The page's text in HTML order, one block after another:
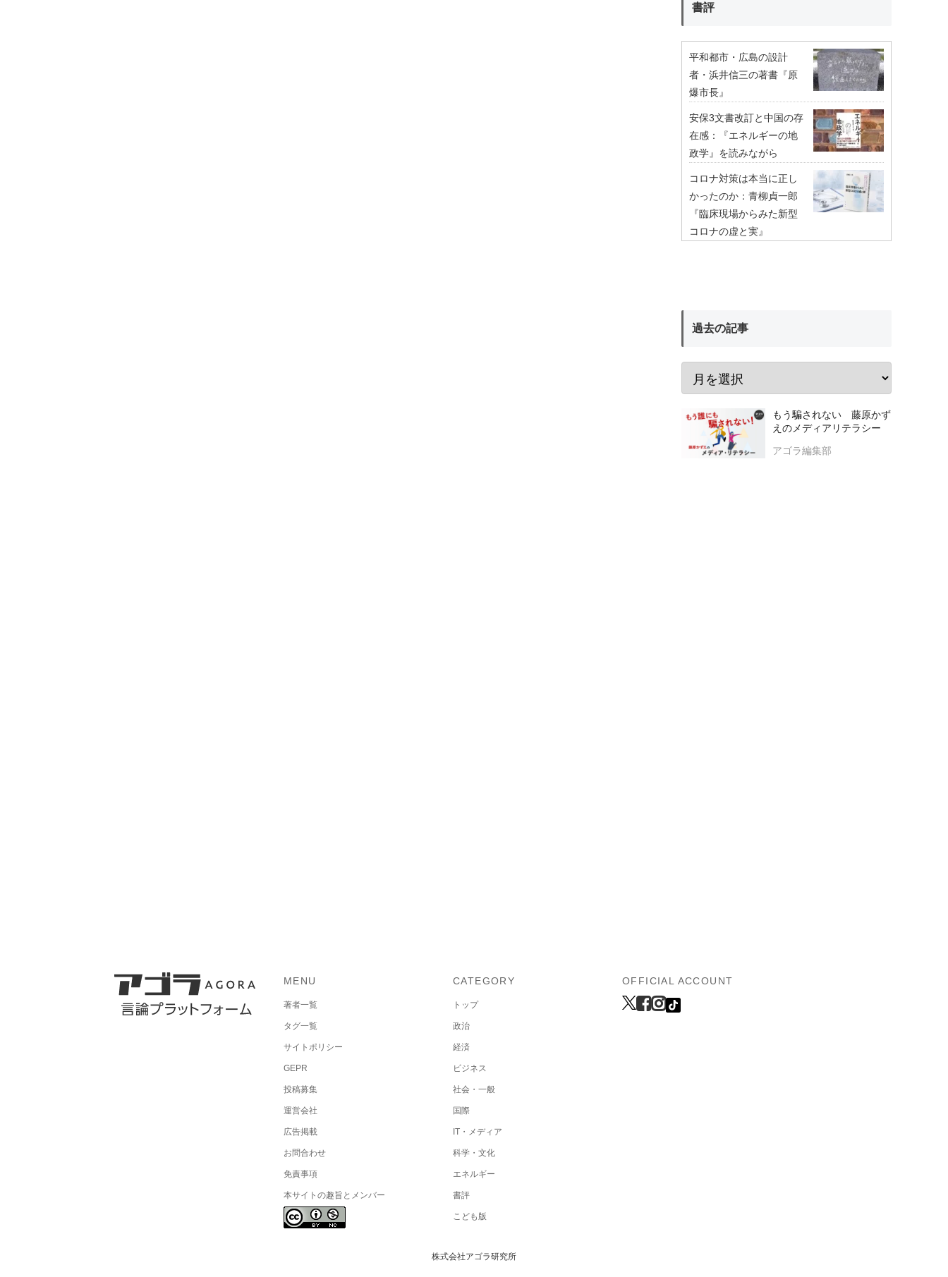
書評
平和都市・広島の設計
者・浜井信三の著書『原
爆市長』
安保3文書改訂と中国の存
在感：『エネルギーの地
政学』を読みながら
コロナ対策は本当に正し
かったのか：青柳貞一郎
『臨床現場からみた新型
コロナの虚と実』
過去の記事
もう騙されない 藤原かず
えのメディアリテラシー
アゴラ編集部
MENU
著者一覧
タグ一覧
サイトポリシー
GEPR
投稿募集
運営会社
広告掲載
お問合わせ
免責事項
本サイトの趣旨とメンバー
CATEGORY
トップ
政治
経済
ビジネス
社会・一般
国際
IT・メディア
科学・文化
エネルギー
書評
こども版
OFFICIAL ACCOUNT
株式会社アゴラ研究所